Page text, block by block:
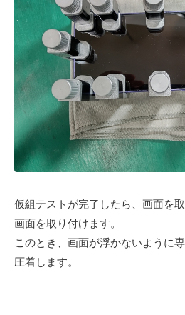
仮組テストが完了したら、画面を
画面を取り付けます。
このとき、画面が浮かないように
圧着します。